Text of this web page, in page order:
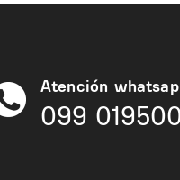
Atención
099